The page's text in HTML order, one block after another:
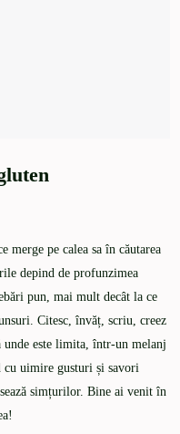
merge pe calea sa în căutarea
depind de profunzimea
pun, mai mult decât la ce
Citesc, învăț, scriu, creez
unde este limita, într-un melanj
cu uimire gusturi și savori
simțurilor. Bine ai venit în